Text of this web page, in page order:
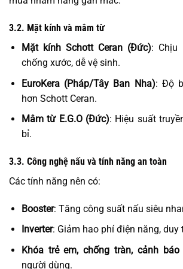
3.2. Mặt kính và mâm từ
Mặt kính Schott Ceran (Đức): Chịu
chống xước, dễ vệ sinh.
EuroKera (Pháp/Tây Ban Nha): Độ
hơn Schott Ceran.
Mâm từ E.G.O (Đức): Hiệu suất
bỉ.
3.3. Công nghệ nấu và tính năng an toàn
Các tính năng nên có:
Booster: Tăng công suất nấu siêu
Inverter: Giảm hao phí điện năng, duy
Khóa trẻ em, chống tràn, cảnh
người dùng.